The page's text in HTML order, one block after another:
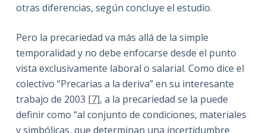
otras diferencias, según concluye el estudio.
Pero la precariedad va más allá de la simple
temporalidad y no debe enfocarse desde el punto
vista exclusivamente laboral o salarial. Como dice el
colectivo “Precarias a la deriva” en su interesante
trabajo de 2003 [7], a la precariedad se la puede
definir como “al conjunto de condiciones, materiales
y simbólicas, que determinan una incertidumbre